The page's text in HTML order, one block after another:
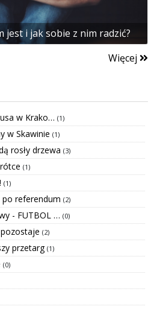
jest i jak sobie z nim radzić?
Więcej
w Krako… (1)
w Skawinie (1)
rosły drzewa (3)
(1)
(1)
po referendum (2)
- FUTBOL … (0)
(2)
przetarg (1)
(0)